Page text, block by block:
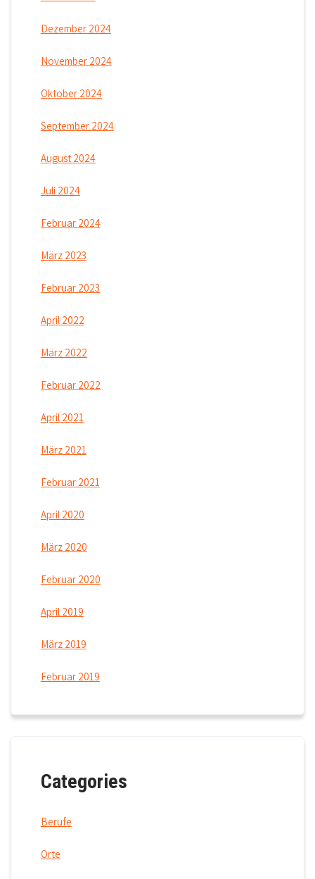
Dezember 2024
November 2024
Oktober 2024
September 2024
August 2024
Juli 2024
Februar 2024
März 2023
Februar 2023
April 2022
März 2022
Februar 2022
April 2021
März 2021
Februar 2021
April 2020
März 2020
Februar 2020
April 2019
März 2019
Februar 2019
Categories
Berufe
Orte